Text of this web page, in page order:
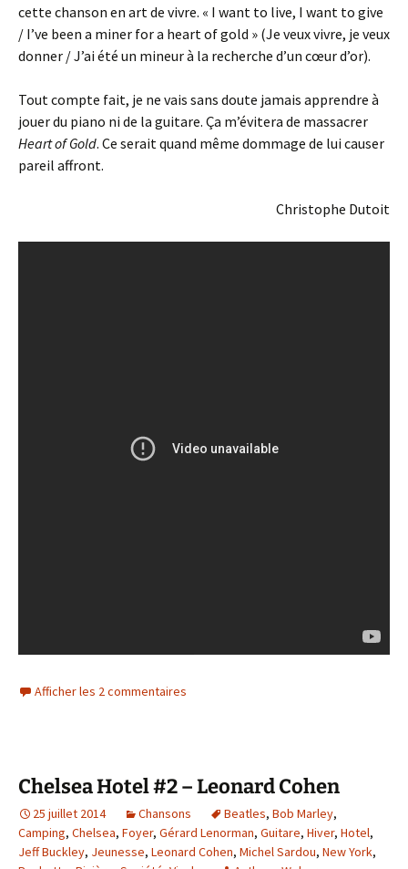
cette chanson en art de vivre. « I want to live, I want to give
/ I’ve been a miner for a heart of gold » (Je veux vivre, je veux
donner / J’ai été un mineur à la recherche d’un cœur d’or).
Tout compte fait, je ne vais sans doute jamais apprendre à
jouer du piano ni de la guitare. Ça m’évitera de massacrer
Heart of Gold. Ce serait quand même dommage de lui causer
pareil affront.
Christophe Dutoit
Afficher les 2 commentaires
Chelsea Hotel #2 – Leonard Cohen
25 juillet 2014 Chansons Beatles, Bob Marley,
Camping, Chelsea, Foyer, Gérard Lenorman, Guitare, Hiver, Hotel,
Jeff Buckley, Jeunesse, Leonard Cohen, Michel Sardou, New York,